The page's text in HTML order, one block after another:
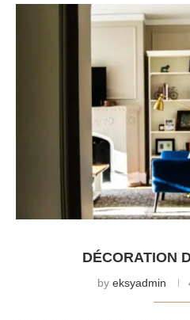
DÉCORATION
by eksyadmin